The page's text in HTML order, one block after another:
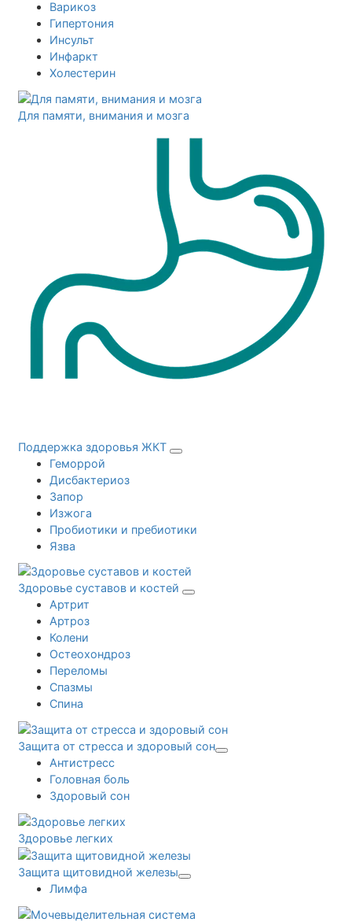
Варикоз
Гипертония
Инсульт
Инфаркт
Холестерин
Для памяти, внимания и мозга
Поддержка здоровья ЖКТ
Геморрой
Дисбактериоз
Запор
Изжога
Пробиотики и пребиотики
Язва
Здоровье суставов и костей
Артрит
Артроз
Колени
Остеохондроз
Переломы
Спазмы
Спина
Защита от стресса и здоровый сон
Антистресс
Головная боль
Здоровый сон
Здоровье легких
Защита щитовидной железы
Лимфа